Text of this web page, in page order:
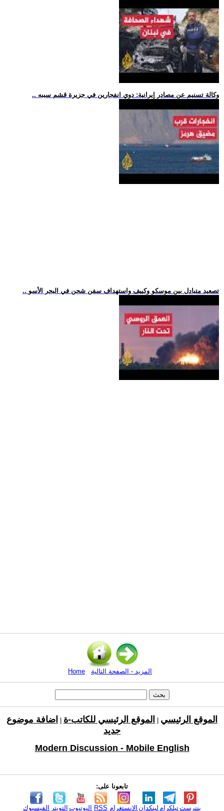
.. وكالة تسنيم عن مصادر إيرانية: دوي انفجارين في جزيرة قشم سببه
.. تصعيد متبادل بين موسكو وكييف واستهداف سفن شحن في البحر الأسو
Home المزيد - الصفحة التالية
الموقع الرئيسي الموقع الرئيسي للكاتب-ة
اضافة موضوع
جديد
Modern Discussion - Mobile English
تابعونا على:
الفيسبوك التويتر اليوتيوب RSS الانستغرام لينكدإن تيلكرامبنترست